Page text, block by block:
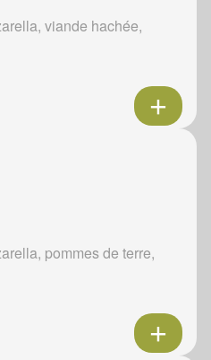
viande hachée,
pommes de terre,